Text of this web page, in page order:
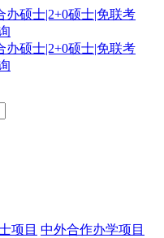
项目 中外合作办学项目